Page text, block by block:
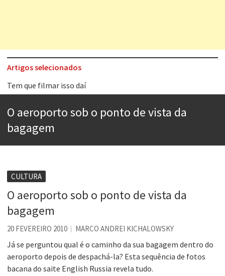
Artigos selecionados
Tem que filmar isso daí
Aprender a fracassar é o segredo do sucesso
Os causos de Jorge Luis Borges
Voto obrigatório é correto?
Se queres salvar o mundo, o veganismo não é a resposta
O aeroporto sob o ponto de vista da
bagagem
CULTURA
O aeroporto sob o ponto de vista da
bagagem
20 FEVEREIRO 2010 MARCO ANDREI KICHALOWSKY
Já se perguntou qual é o caminho da sua bagagem dentro do
aeroporto depois de despachá-la? Esta sequência de fotos
bacana do saite English Russia revela tudo.